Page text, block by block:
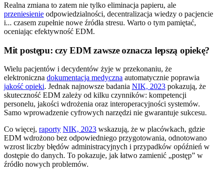
Realna zmiana to zatem nie tylko eliminacja papieru, ale
przeniesienie odpowiedzialności, decentralizacja wiedzy o pacjencie
i... czasem zupełnie nowe źródła stresu. Warto o tym pamiętać,
oceniając efektywność EDM.
Mit postępu: czy EDM zawsze oznacza lepszą opiekę?
Wielu pacjentów i decydentów żyje w przekonaniu, że
elektroniczna dokumentacja medyczna automatycznie poprawia
jakość opieki. Jednak najnowsze badania NIK, 2023 pokazują, że
skuteczność EDM zależy od kilku czynników: kompetencji
personelu, jakości wdrożenia oraz interoperacyjności systemów.
Samo wprowadzenie cyfrowych narzędzi nie gwarantuje sukcesu.
Co więcej, raporty NIK, 2023 wskazują, że w placówkach, gdzie
EDM wdrożono bez odpowiedniego przygotowania, odnotowano
wzrost liczby błędów administracyjnych i przypadków opóźnień w
dostępie do danych. To pokazuje, jak łatwo zamienić „postęp” w
źródło nowych problemów.